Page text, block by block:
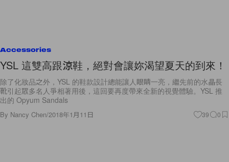
Accessories
YSL 這雙高跟涼鞋，絕對會讓妳渴望夏天的到來！
除了化妝品之外，YSL 的鞋款設計總能讓人眼睛一亮，繼先前的水晶長
靴引起眾多名人爭相著用後，這回要再度帶來全新的視覺體驗。YSL 推
出的 Opyum Sandals
By Nancy Chen/2018年1月11日 39 0